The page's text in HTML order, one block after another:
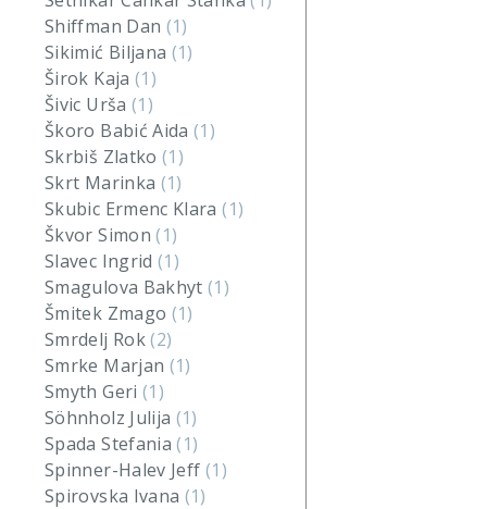
Shiffman Dan (1)
Sikimić Biljana (1)
Širok Kaja (1)
Šivic Urša (1)
Škoro Babić Aida(1)
Skrbiš Zlatko(1)
Skrt Marinka (1)
Skubic Ermenc Klara(1)
Škvor Simon(1)
Slavec Ingrid(1)
Smagulova Bakhyt(1)
Šmitek Zmago (1)
Smrdelj Rok(2)
Smrke Marjan (1)
Smyth Geri (1)
Söhnholz Julija (1)
Spada Stefania(1)
Spinner-Halev Jeff (1)
Spirovska Ivana (1)